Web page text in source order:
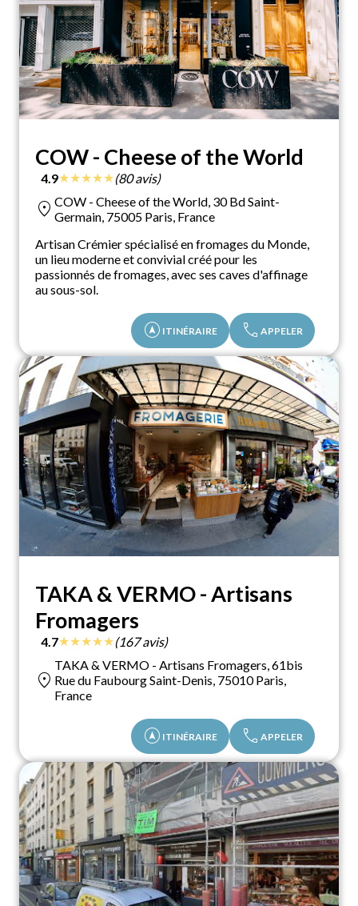
COW - Cheese of the World
4.9★★★★★(80 avis)
location_on COW - Cheese of the World, 30 Bd Saint-
Germain, 75005 Paris, France
Artisan Crémier spécialisé en fromages du Monde,
un lieu moderne et convivial créé pour les
passionnés de fromages, avec ses caves d'affinage
au sous-sol.
assistant_navigation ITINÉRAIRE call APPELER
TAKA & VERMO - Artisans
Fromagers
4.7★★★★★(167 avis)
location_on
TAKA & VERMO - Artisans Fromagers, 61bis
Rue du Faubourg Saint-Denis, 75010 Paris,
France
assistant_navigation ITINÉRAIRE call APPELER